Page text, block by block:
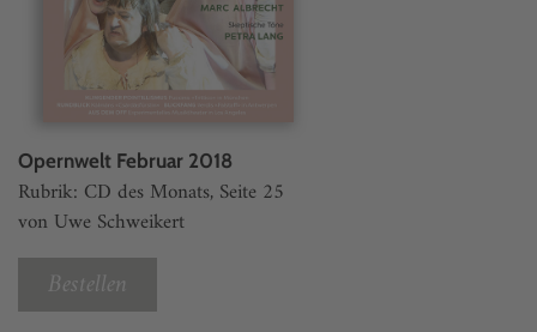
Opernwelt Februar 2018
Rubrik: CD des Monats, Seite 25
von Uwe Schweikert
Bestellen